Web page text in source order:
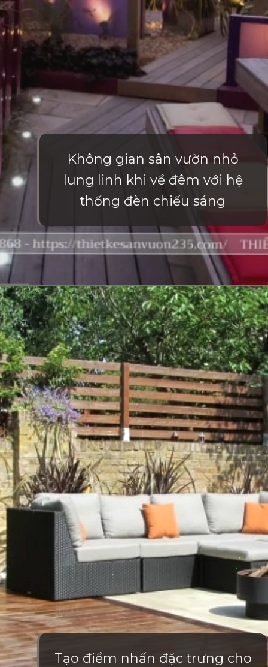
Không gian sân vườn nhỏ
lung linh khi về đêm với hệ
thống đèn chiếu sáng
Đang mở https://vietnamxua.edu.vn/san-vuon-nho-truoc-nha-cap-4
Tạo điểm nhấn đặc trưng cho